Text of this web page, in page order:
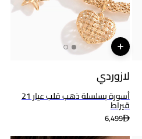
لازوردي
أسورة بسلسلة ذهب قلب عيار 21
قيراط
6,499